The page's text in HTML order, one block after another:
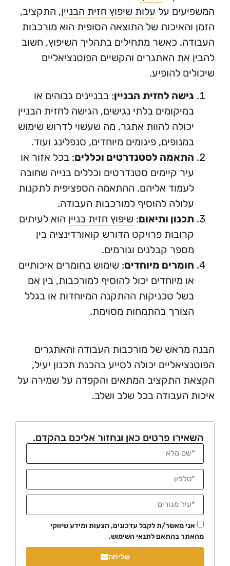
עלעלות שיפוץ חזית הבניין, התקציב,
של התוצאה הסופית הוא מורכבות
כאשר מתחילים בתהליך השיפוץ, חשוב
האתגרים והקשיים הפוטנציאליים
להופיע.
לחזית הבניין: בבניינים גבוהים או
בלתי נגישים, הגישה לחזית הבניין
להוות אתגר, מה שעשוי לדרוש שימוש
פיגומים מיוחדים, סנפלינג ועוד.
לסטנדרטים וכללים: בכל אזור או
קיימים סטנדרטים וכללים בנייה שחובה
אליהם. ההתאמה הספציפית לתקנות
להוסיף למורכבות העבודה.
ותיאום:שיפוץ חזית בניין הוא לעיתים
פרויקט הדורש קואורדינציה בין
קבלנים וגורמים.
מיוחדים: שימוש בחומרים איכותיים
מיוחדים יכול להוסיף למורכבות, בין אם
טכניקות ההתקנה המיוחדות או בגלל
בהתמחות מסוימת.
של מורכבות העבודה והאתגרים
יכולה לסייע בהכנת תכנון יעיל,
התקציב המתאים והקפדה על שמירה על
העבודה בכל שלב ושלב.
פרטים כאן ונחזור אליכם בהקדם.
מאשר/ת לקבל עדכונים, הצעות ומידע שיווקי
בהתאם לתנאי השימוש.